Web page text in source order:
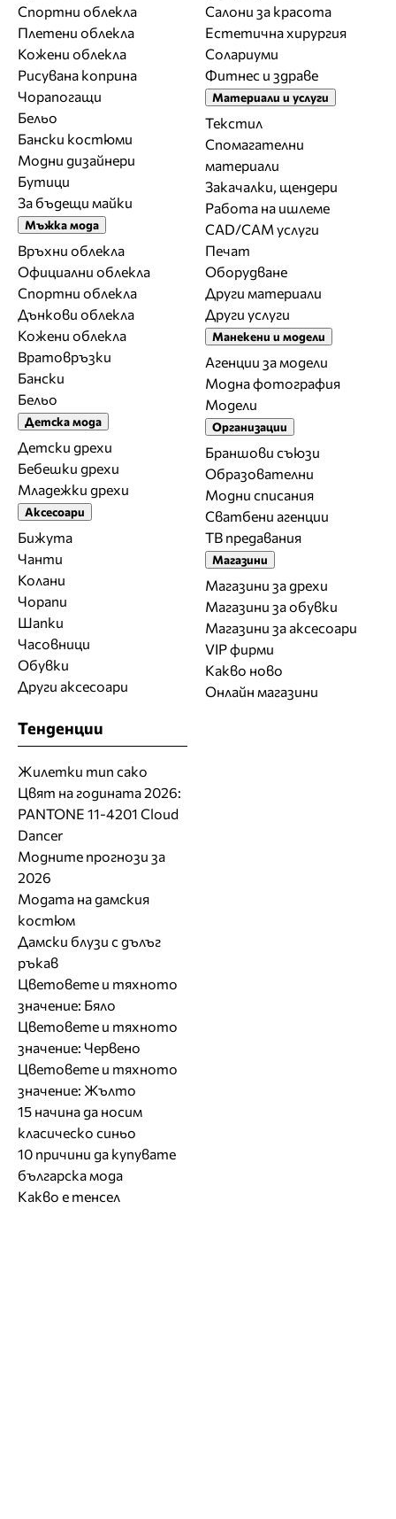
Спортни облекла
Плетени облекла
Кожени облекла
Рисувана коприна
Чорапогащи
Бельо
Бански костюми
Модни дизайнери
Бутици
За бъдещи майки
Мъжка мода
Връхни облекла
Официални облекла
Спортни облекла
Дънкови облекла
Кожени облекла
Вратовръзки
Бански
Бельо
Детска мода
Детски дрехи
Бебешки дрехи
Младежки дрехи
Аксесоари
Бижута
Чанти
Колани
Чорапи
Шапки
Часовници
Обувки
Други аксесоари
Салони за красота
Естетична хирургия
Солариуми
Фитнес и здраве
Материали и услуги
Текстил
Спомагателни
материали
Закачалки, щендери
Работа на ишлеме
CAD/CAM услуги
Печат
Оборудване
Други материали
Други услуги
Манекени и модели
Агенции за модели
Модна фотография
Модели
Организации
Браншови съюзи
Образователни
Модни списания
Сватбени агенции
ТВ предавания
Магазини
Магазини за дрехи
Магазини за обувки
Магазини за aксесоари
VIP фирми
Какво ново
Онлайн магазини
Тенденции
Жилетки тип сако
Цвят на годината 2026:
PANTONE 11-4201 Cloud
Dancer
Модните прогнози за
2026
Модата на дамския
костюм
Дамски блузи с дълъг
ръкав
Цветовете и тяхното
значение: Бяло
Цветовете и тяхното
значение: Червено
Цветовете и тяхното
значение: Жълто
15 начина да носим
класическо синьо
10 причини да купувате
българска мода
Какво е тенсел